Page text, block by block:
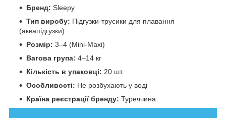
Бренд: Sleepy
Тип виробу: Підгузки-трусики для плавання
(аквапідгузки)
Розмір: 3–4 (Mini-Maxi)
Вагова група: 4–14 кг
Кількість в упаковці: 20 шт.
Особливості: Не розбухають у воді
Країна реєстрації бренду: Туреччина